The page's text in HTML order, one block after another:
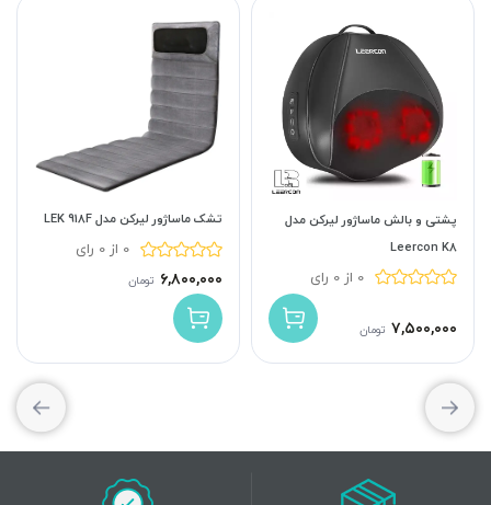
پشتی و بالش ماساژور لیرکن مدل
Leercon K8
0 از 0 رای
۷,۵۰۰,۰۰۰ تومان
تشک ماساژور لیرکن مدل LEK 918F
0 از 0 رای
۶,۸۰۰,۰۰۰ تومان